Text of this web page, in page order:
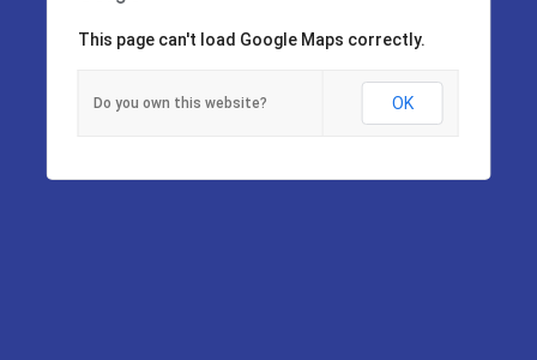
This page can't load Google Maps correctly.
Do you own this website? OK